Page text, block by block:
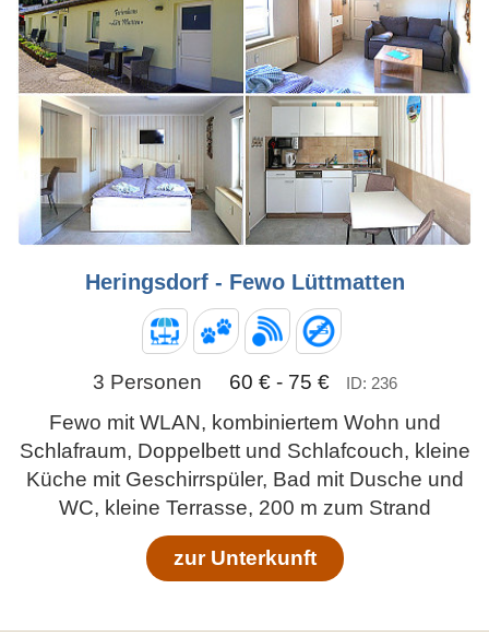
Heringsdorf - Fewo Lüttmatten
3 Personen 60 € - 75 € ID: 236
Fewo mit WLAN, kombiniertem Wohn und
Schlafraum, Doppelbett und Schlafcouch, kleine
Küche mit Geschirrspüler, Bad mit Dusche und
WC, kleine Terrasse, 200 m zum Strand
zur Unterkunft